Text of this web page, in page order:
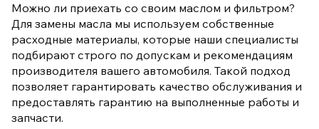
Можно ли приехать со своим маслом и фильтром?
Для замены масла мы используем собственные
расходные материалы, которые наши специалисты
подбирают строго по допускам и рекомендациям
производителя вашего автомобиля. Такой подход
позволяет гарантировать качество обслуживания и
предоставлять гарантию на выполненные работы и
запчасти.